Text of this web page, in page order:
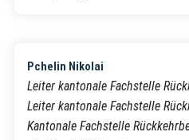
Pchelin Nikolai
Leiter kantonale Fachstelle
Leiter kantonale Fachstelle
Kantonale Fachstelle